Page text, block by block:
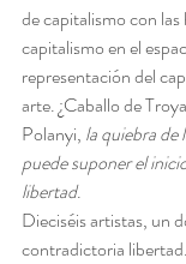
de capitalismo con
capitalismo en el
representación del
arte. ¿Caballo de
Polanyi, la quiebra de
puede suponer el
libertad.
Dieciséis artistas, un
contradictoria libertad.